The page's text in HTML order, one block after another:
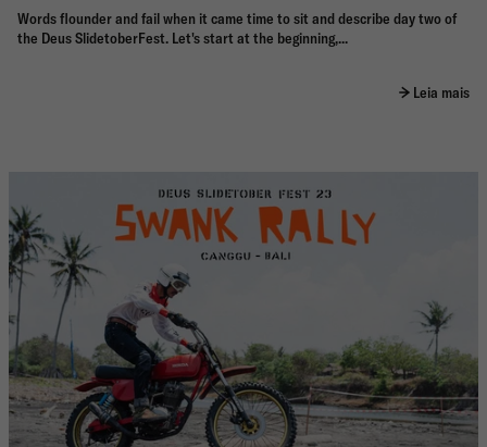
Words flounder and fail when it came time to sit and describe day two of
the Deus SlidetoberFest. Let's start at the beginning,...
Leia mais